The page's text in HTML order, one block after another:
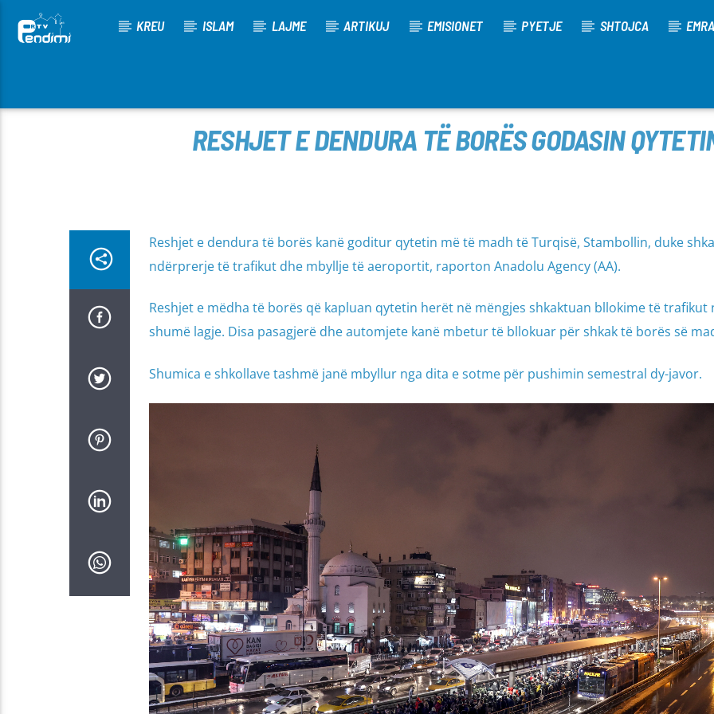
KREU ISLAM LAJME ARTIKUJ EMISIONET PYETJE SHTOJCA EMRA
RESHJET E DENDURA TË BORËS GODASIN
Reshjet e dendura të borës kanë goditur qytetin më të madh të Turqisë, Stambollin, duke
ndërprerje të trafikut dhe mbyllje të aeroportit, raporton Anadolu Agency (AA).
Reshjet e mëdha të borës që kapluan qytetin herët në mëngjes shkaktuan bllokime të trafikut
shumë lagje. Disa pasagjerë dhe automjete kanë mbetur të bllokuar për shkak të borës së
Shumica e shkollave tashmë janë mbyllur nga dita e sotme për pushimin semestral dy-javor.